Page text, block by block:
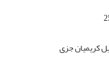
کریمیان جزی